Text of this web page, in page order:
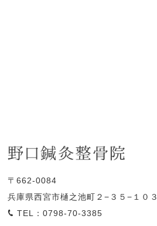
〒662-0084
兵庫県西宮市樋之池町２−３５−１０３
TEL：0798-70-3385